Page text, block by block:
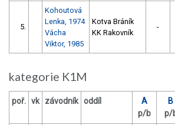
5.
Kohoutová
Lenka, 1974
Vácha
Viktor, 1985
Kotva Bráník
KK Rakovník
-
kategorie K1M
poř. vk závodník oddíl
A
p/b
B
p/